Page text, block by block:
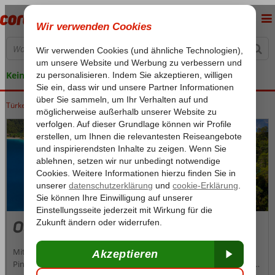
Keine versteckten Kosten
Home
Türkei Ägäische Küste Fethiye Oludeniz
Oludeniz
Mit seiner türkisfarbenen Lagune und den unberührten, grünen
Pinienwäldern gilt Ölüdeniz als der schönste Strand der Türkei. Nicht